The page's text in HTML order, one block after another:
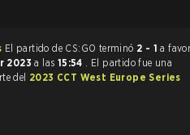
El partido de CS:GO terminó 2 - 1 a favor
2023a las 15:54 . El partido fue una
del 2023 CCT West Europe Series